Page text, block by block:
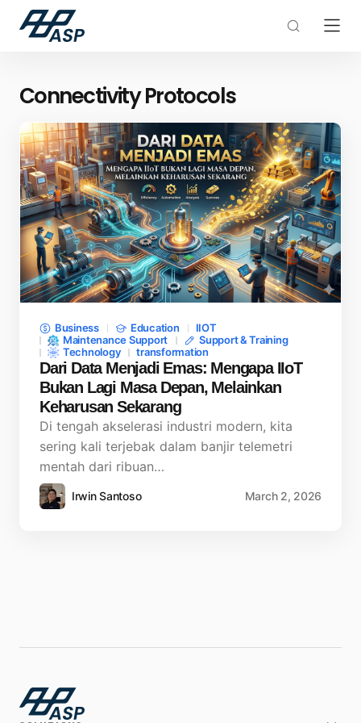
Connectivity Protocols
Business Education
IIOT
Maintenance Support
Support & Training
Technology
transformation
Dari Data Menjadi Emas: Mengapa IIoT
Bukan Lagi Masa Depan, Melainkan
Keharusan Sekarang
Di tengah akselerasi industri modern, kita
sering kali terjebak dalam banjir telemetri
mentah dari ribuan…
Irwin Santoso March 2, 2026